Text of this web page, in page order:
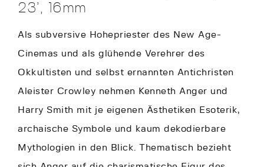
23’, 16mm
Als subversive Hohepriester des New Age-
Cinemas und als glühende Verehrer des
Okkultisten und selbst ernannten Antichristen
Aleister Crowley nehmen Kenneth Anger und
Harry Smith mit je eigenen Ästhetiken Esoterik,
archaische Symbole und kaum dekodierbare
Mythologien in den Blick. Thematisch bezieht